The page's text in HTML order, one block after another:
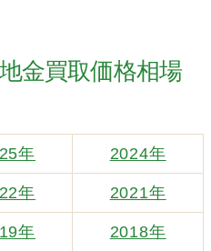
金買取価格相場
年 2024年
年 2021年
年 2018年